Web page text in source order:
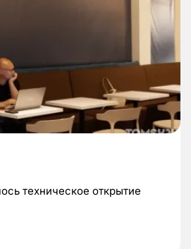
техническое открытие